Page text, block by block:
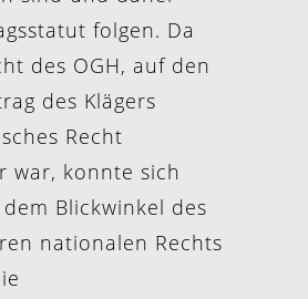
folgen. Da
des OGH, auf den
des Klägers
Recht
war, konnte sich
Blickwinkel des
nationalen Rechts